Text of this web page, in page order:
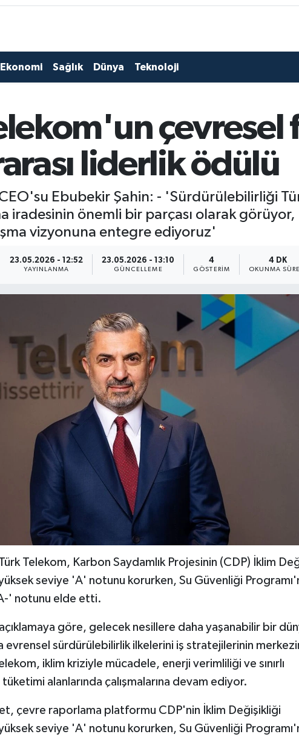
Ekonomi Sağlık Dünya Teknoloji
liderlik ödülü
Ebubekir Şahin: - 'Sürdürülebilirliği
iradesinin önemli bir parçası olarak görüyor,
vizyonuna entegre ediyoruz'
23.05.2026 - 12:52
YAYINLANMA
23.05.2026 - 13:10
GÜNCELLEME
4
GÖSTERIM
4 DK
OKUNMA
Telekom, Karbon Saydamlık Projesinin (CDP) İklim
seviye 'A' notunu korurken, Su Güvenliği
' notunu elde etti.
göre, gelecek nesillere daha yaşanabilir bir
evrensel sürdürülebilirlik ilkelerini iş stratejilerinin
iklim kriziyle mücadele, enerji verimliliği ve sınırlı
tüketimi alanlarında çalışmalarına devam ediyor.
çevre raporlama platformu CDP'nin İklim Değişikliği
seviye 'A' notunu korurken, Su Güvenliği